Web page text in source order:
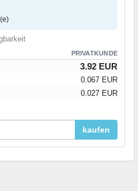
PRIVATKUNDE
3.92 EUR
0.067 EUR
0.027 EUR
kaufen